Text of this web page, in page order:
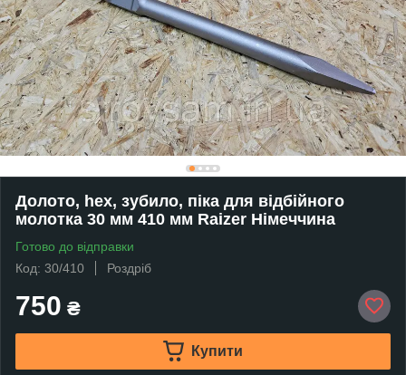
Долото, hex, зубило, піка для відбійного
молотка 30 мм 410 мм Raizer Німеччина
Готово до відправки
Код: 30/410
Роздріб
750 ₴
Купити